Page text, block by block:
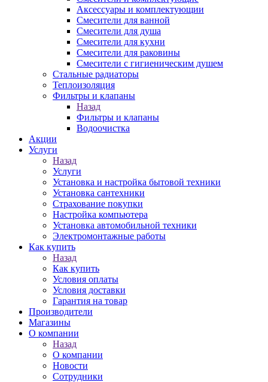
Аксессуары и комплектующии
Смесители для ванной
Смесители для душа
Смесители для кухни
Смесители для раковины
Смесители с гигиеническим душем
Стальные радиаторы
Теплоизоляция
Фильтры и клапаны
Назад
Фильтры и клапаны
Водоочистка
Акции
Услуги
Назад
Услуги
Установка и настройка бытовой техники
Установка сантехники
Страхование покупки
Настройка компьютера
Установка автомобильной техники
Электромонтажные работы
Как купить
Назад
Как купить
Условия оплаты
Условия доставки
Гарантия на товар
Производители
Магазины
О компании
Назад
О компании
Новости
Сотрудники